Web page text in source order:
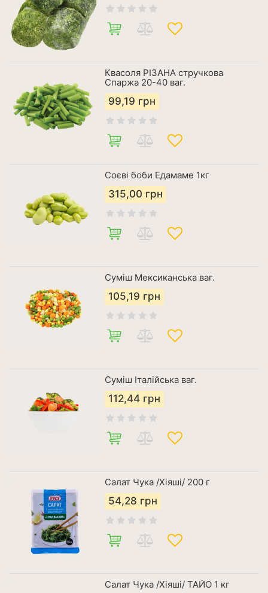
Квасоля РІЗАНА стручкова
Спаржа 20-40 ваг.
99,19 грн
Соєві боби Едамаме 1кг
315,00 грн
Суміш Мексиканська ваг.
105,19 грн
Суміш Італійська ваг.
112,44 грн
Салат Чука /Хіяші/ 200 г
54,28 грн
Салат Чука /Хіяші/ ТАЙО 1 кг